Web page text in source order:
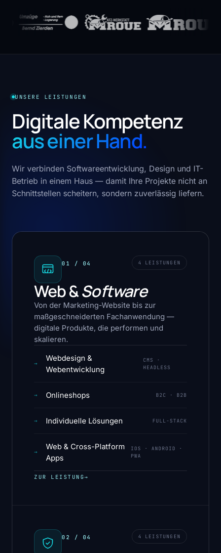
UNSERE LEISTUNGEN
Digitale Kompetenz
aus einer Hand.
Wir verbinden Softwareentwicklung, Design und IT-
Betrieb in einem Haus — damit Ihre Projekte nicht an
Schnittstellen scheitern, sondern zuverlässig liefern.
01 / 04 4 LEISTUNGEN
Web &Software
Von der Marketing-Website bis zur
maßgeschneiderten Fachanwendung —
digitale Produkte, die performen und
skalieren.
→
Webdesign &
Webentwicklung
CMS ·
HEADLESS
→ Onlineshops B2C · B2B
→ Individuelle Lösungen FULL-STACK
→
Web & Cross-Platform
Apps
IOS · ANDROID ·
PWA
ZUR LEISTUNG→
02 / 04 4 LEISTUNGEN